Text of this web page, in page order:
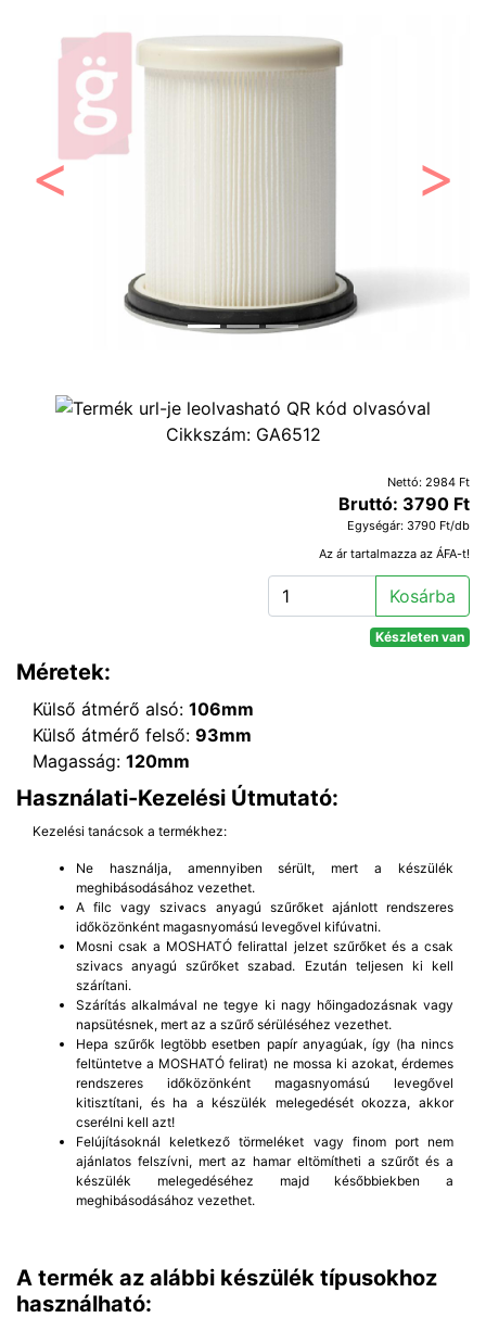
Előző
Cikkszám: GA6512
Nettó: 2984 Ft
Bruttó: 3790 Ft
Egységár: 3790 Ft/db
Az ár tartalmazza az ÁFA-t!
Kosárba
Készleten van
Méretek:
Külső átmérő alsó: 106mm
Külső átmérő felső: 93mm
Magasság: 120mm
Használati-Kezelési Útmutató:
Kezelési tanácsok a termékhez:
Ne használja, amennyiben sérült, mert a készülék
meghibásodásához vezethet.
A filc vagy szivacs anyagú szűrőket ajánlott rendszeres
időközönként magasnyomású levegővel kifúvatni.
Mosni csak a MOSHATÓ felirattal jelzet szűrőket és a csak
szivacs anyagú szűrőket szabad. Ezután teljesen ki kell
szárítani.
Szárítás alkalmával ne tegye ki nagy hőingadozásnak vagy
napsütésnek, mert az a szűrő sérüléséhez vezethet.
Hepa szűrők legtöbb esetben papír anyagúak, így (ha nincs
feltüntetve a MOSHATÓ felirat) ne mossa ki azokat, érdemes
rendszeres időközönként magasnyomású levegővel
kitisztítani, és ha a készülék melegedését okozza, akkor
cserélni kell azt!
Felújításoknál keletkező törmeléket vagy finom port nem
ajánlatos felszívni, mert az hamar eltömítheti a szűrőt és a
készülék melegedéséhez majd későbbiekben a
meghibásodásához vezethet.
A termék az alábbi készülék típusokhoz
használható: